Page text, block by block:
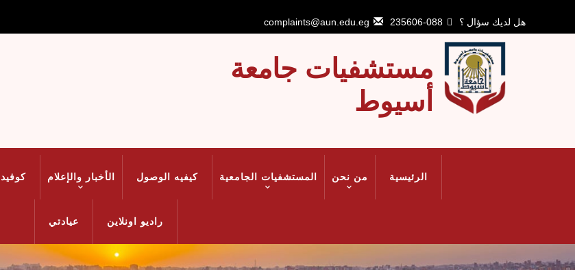
المحتوى
هل لديك سؤال ؟ 088-235606
complaints@aun.edu.eg
مستشفيات جامعة
أسيوط
NAVIGATION
الرئيسية من نحن المستشفيات الجامعية كيفيه الوصول الأخبار والإعلام كوفيد 19
راديو اونلاين عيادتي